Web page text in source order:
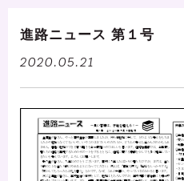
進路ニュース 第１号
2020.05.21